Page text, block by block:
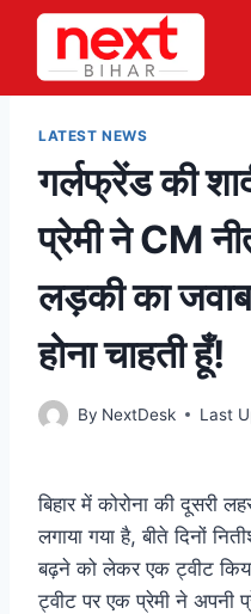
Skip
content
LATEST NEWS
गर्लफ्रेंड की
प्रेमी ने CM
लड़की का
होना चाहती हूँ!
By NextDesk Last
बिहार में कोरोना की दूसरी
लगाया गया है, बीते दिनों
बढ़ने को लेकर एक ट्वीट
ट्वीट पर एक प्रेमी ने अपनी